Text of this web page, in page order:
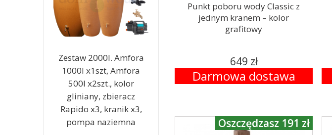
Zestaw 2000l. Amfora
1000l x1szt, Amfora
500l x2szt., kolor
gliniany, zbieracz
Rapido x3, kranik x3,
pompa naziemna
Punkt poboru wody Classic z
jednym kranem – kolor
grafitowy
649 zł
Darmowa dostawa
Oszczędzasz 191 zł